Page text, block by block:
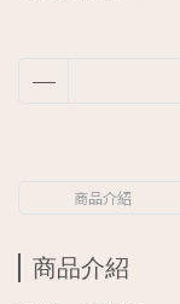
商品介紹
商品介紹